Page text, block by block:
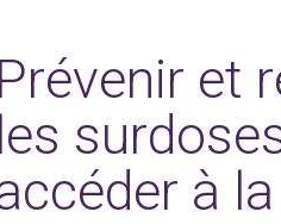
Prévenir et
les
à